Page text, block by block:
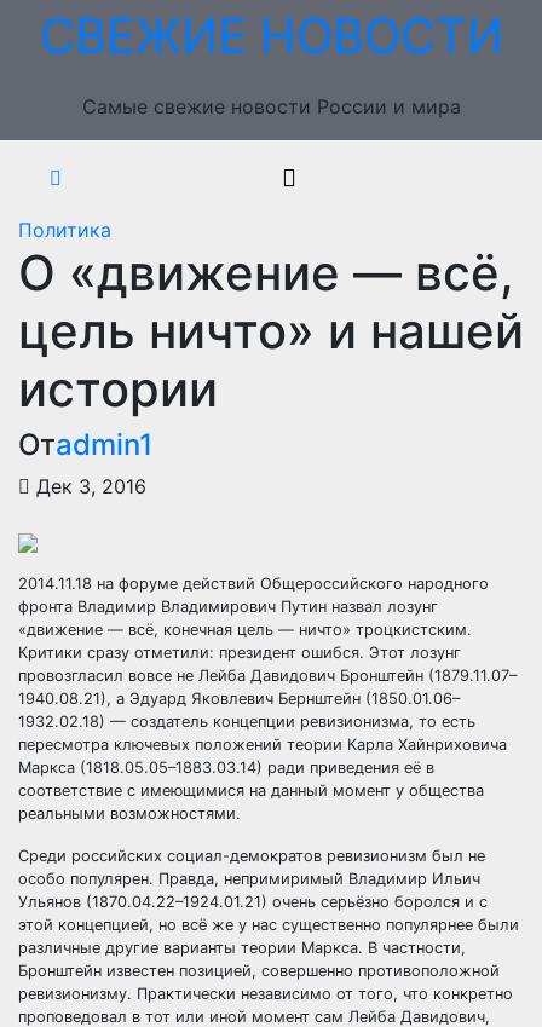
ПерейтиСВЕЖИЕ НОВОСТИ
Самые свежие новости России и мира
Политика
О «движение — всё,
цель ничто» и нашей
истории
Отadmin1
Дек 3, 2016
2014.11.18 на форуме действий Общероссийского народного
фронта Владимир Владимирович Путин назвал лозунг
«движение — всё, конечная цель — ничто» троцкистским.
Критики сразу отметили: президент ошибся. Этот лозунг
провозгласил вовсе не Лейба Давидович Бронштейн (1879.11.07–
1940.08.21), а Эдуард Яковлевич Бернштейн (1850.01.06–
1932.02.18) — создатель концепции ревизионизма, то есть
пересмотра ключевых положений теории Карла Хайнриховича
Маркса (1818.05.05–1883.03.14) ради приведения её в
соответствие с имеющимися на данный момент у общества
реальными возможностями.
Среди российских социал-демократов ревизионизм был не
особо популярен. Правда, непримиримый Владимир Ильич
Ульянов (1870.04.22–1924.01.21) очень серьёзно боролся и с
этой концепцией, но всё же у нас существенно популярнее были
различные другие варианты теории Маркса. В частности,
Бронштейн известен позицией, совершенно противоположной
ревизионизму. Практически независимо от того, что конкретно
проповедовал в тот или иной момент сам Лейба Давидович,